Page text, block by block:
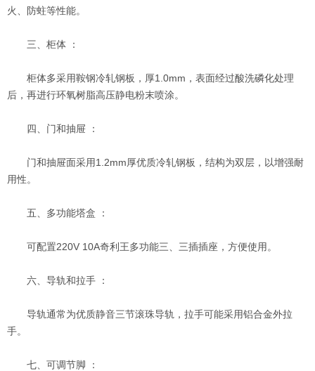
火、防蛀等性能。
三、柜体 ：
柜体多采用鞍钢冷轧钢板，厚1.0mm，表面经过酸洗磷化处理
后，再进行环氧树脂高压静电粉末喷涂。
四、门和抽屉 ：
门和抽屉面采用1.2mm厚优质冷轧钢板，结构为双层，以增强耐
用性。
五、多功能塔盒 ：
可配置220V 10A奇利王多功能三、三插插座，方便使用。
六、导轨和拉手 ：
导轨通常为优质静音三节滚珠导轨，拉手可能采用铝合金外拉
手。
七、可调节脚 ：